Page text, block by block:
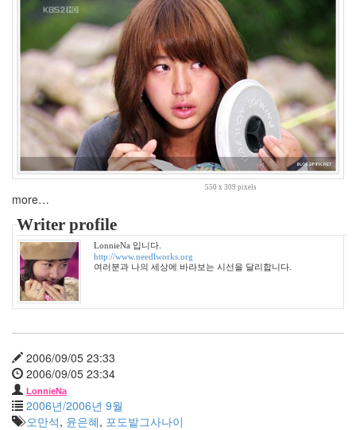
550 x 309 pixels
more…
Writer profile
LonnieNa 입니다.
http://www.needlworks.org
여러분과 나의 세상에 바라보는 시선을 달리합니다.
2006/09/05 23:33
2006/09/05 23:34
LonnieNa
2006년/2006년 9월
오만석, 윤은혜, 포도밭그사나이
리
나
리
는
음
41
스
크
21
그
외
2
데
이
크
37
Design
0
Tatter